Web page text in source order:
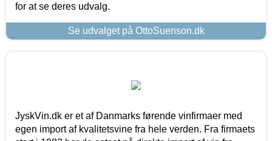
for at se deres udvalg.
Se udvalget på OttoSuenson.dk
JyskVin.dk er et af Danmarks førende vinfirmaer med
egen import af kvalitetsvine fra hele verden. Fra firmaets